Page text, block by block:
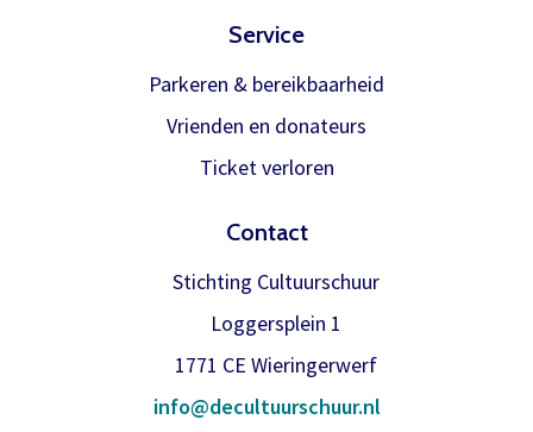
Service
Parkeren & bereikbaarheid
Vrienden en donateurs
Ticket verloren
Contact
Stichting Cultuurschuur
Loggersplein 1
1771 CE Wieringerwerf
info@decultuurschuur.nl